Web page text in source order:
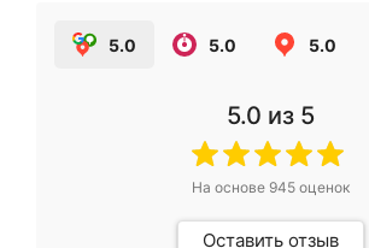
5.0 5.0 5.0
5.0 из 5
На основе 945оценок
Оставить отзыв